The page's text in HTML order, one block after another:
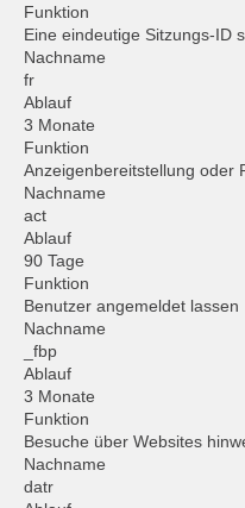
Funktion
Eine eindeutige Sitzungs-ID
Nachname
fr
Ablauf
3 Monate
Funktion
Anzeigenbereitstellung oder
Nachname
act
Ablauf
90 Tage
Funktion
Benutzer angemeldet lassen
Nachname
_fbp
Ablauf
3 Monate
Funktion
Besuche über Websites
Nachname
datr